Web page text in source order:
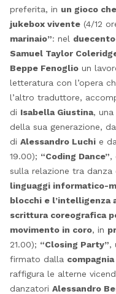
preferita, in un gioco
jukebox vivente(4/12
marinaio”: nel
Samuel Taylor
Beppe Fenoglioun
letteratura con l’opera
l’altro traduttore,
di Isabella Giustina,
della sua generazione,
di Alessandro Luchie
19.00); “Coding Dance”,
sulla relazione tra
linguaggi informatico-
blocchi e l’intelligenza
scrittura coreografica
movimento in coro, in
21.00); “Closing Party”,
firmato dalla
raffigura le alterne
danzatori Alessandro